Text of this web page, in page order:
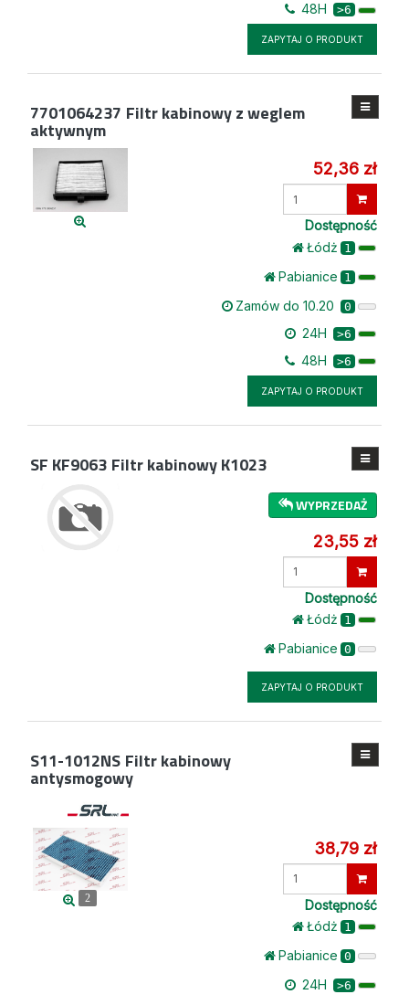
48H >6
ZAPYTAJ O PRODUKT
7701064237 Filtr kabinowy z weglem
aktywnym
52,36 zł
Dostępność
Łódż 1
Pabianice 1
Zamów do 10.20 0
24H >6
48H >6
ZAPYTAJ O PRODUKT
SF KF9063 Filtr kabinowy K1023
WYPRZEDAŻ
23,55 zł
Wprowadź
Dostępność
Łódż 1
Pabianice 0
ZAPYTAJ O PRODUKT
S11-1012NS Filtr kabinowy
antysmogowy
2
38,79 zł
Wprowadź
Dostępność
Łódż 1
Pabianice 0
24H >6